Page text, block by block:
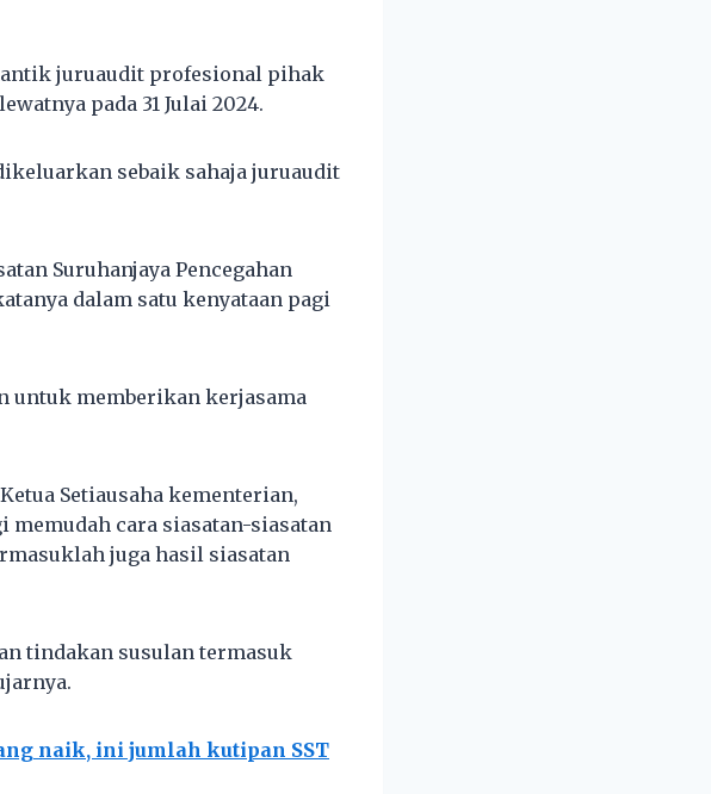
juruaudit profesional pihak
pada 31 Julai 2024.
sebaik sahaja juruaudit
Suruhanjaya Pencegahan
dalam satu kenyataan pagi
untuk memberikan kerjasama
Setiausaha kementerian,
memudah cara siasatan-siasatan
juga hasil siasatan
tindakan susulan termasuk
naik, ini jumlah kutipan SST